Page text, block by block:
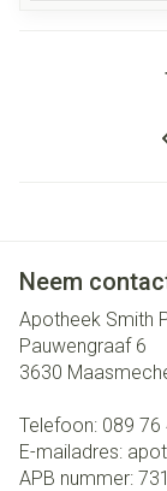
Neem
Apotheek Smith
Pauwengraaf 6
3630
Telefoon: 089 76
E-mailadres:
APB nummer: